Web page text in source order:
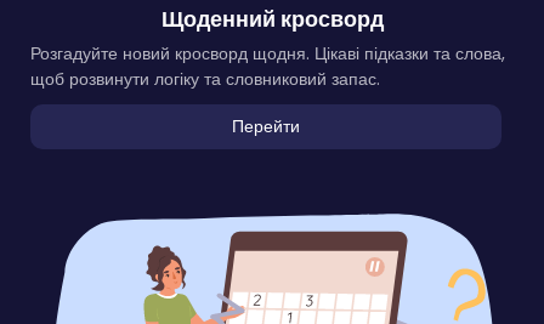
Щоденний кросворд
Розгадуйте новий кросворд щодня. Цікаві підказки та слова,
щоб розвинути логіку та словниковий запас.
Перейти